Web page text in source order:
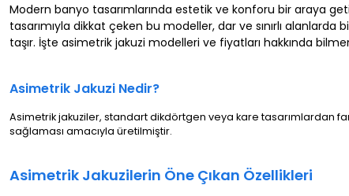
Modern banyo tasarımlarında estetik ve konforu bir araya
tasarımıyla dikkat çeken bu modeller, dar ve sınırlı
taşır. İşte asimetrik jakuzi modelleri ve fiyatları hakkında
Asimetrik Jakuzi Nedir?
Asimetrik jakuziler, standart dikdörtgen veya kare tasarımlardan
sağlaması amacıyla üretilmiştir.
Asimetrik Jakuzilerin Öne Çıkan Özellikleri